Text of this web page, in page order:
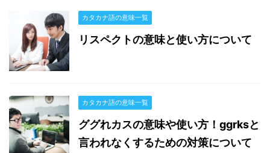
カタカナ語の意味一覧
リスペクトの意味と使い方について
カタカナ語の意味一覧
ググれカスの意味や使い方！ggrksと
言われなくするための対策について